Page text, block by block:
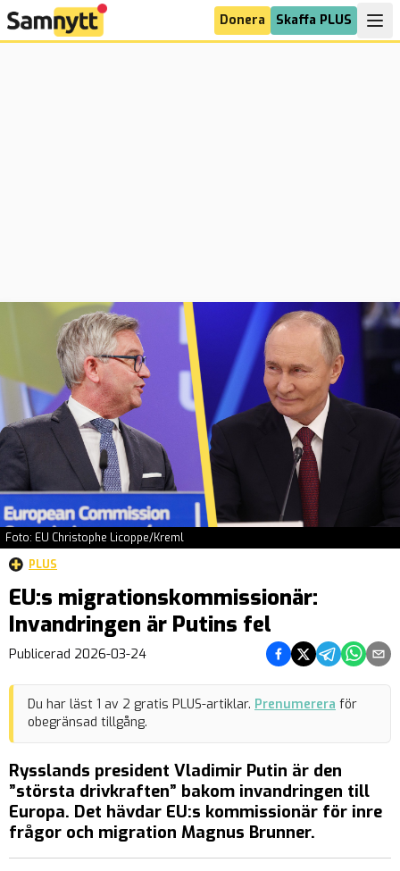
Donera Skaffa PLUS
Foto: EU Christophe Licoppe/Kreml
PLUS
EU:s migrationskommissionär:
Invandringen är Putins fel
Publicerad 2026-03-24 Dela på Facebook
Dela på Twitter
Dela påDela på
Dela
Du har läst 1 av 2 gratis PLUS-artiklar. Prenumerera för
obegränsad tillgång.
Rysslands president Vladimir Putin är den
”största drivkraften” bakom invandringen till
Europa. Det hävdar EU:s kommissionär för inre
frågor och migration Magnus Brunner.